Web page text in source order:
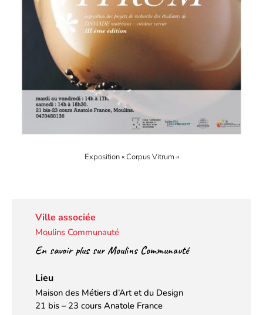
Exposition « Corpus Vitrum »
Ville associée
Moulins Communauté
En savoir plus sur Moulins Communauté
Lieu
Maison des Métiers d’Art et du Design
21 bis – 23 cours Anatole France